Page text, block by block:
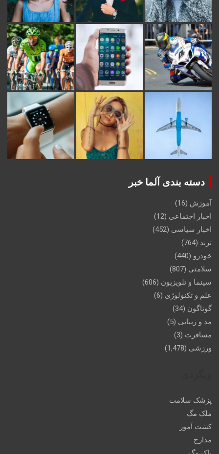
دسته بندی آلما خبر
آموزش (16)
اخبار اجتماعی (12)
اخبار سیاسی (452)
ترند (764)
خودرو (440)
سلامتی (807)
سینما و تلویزیون (606)
علم و تکنولوژی (6)
گوناگون (34)
مد و زیبایی (5)
مسافرت (3)
ورزشی (1,478)
پزشک سلامت
ملک مگ
کشت آموز
مدارخ